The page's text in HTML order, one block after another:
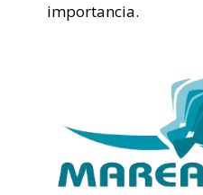
importancia.